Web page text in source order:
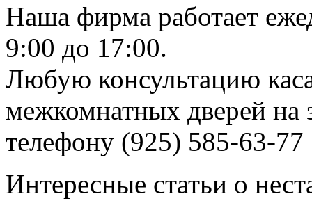
Наша фирма работает
9:00 до 17:00.
Любую консультацию
межкомнатных дверей на
телефону (925) 585-63-77
Интересные статьи о